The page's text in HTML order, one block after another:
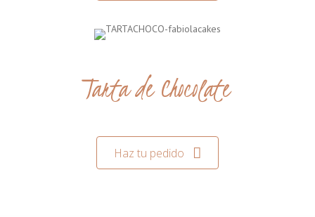
Tarta de Chocolate
Haz tu pedido